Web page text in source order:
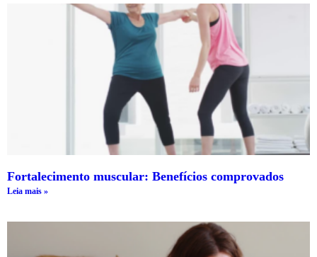
Fortalecimento muscular: Benefícios comprovados
Leia mais »